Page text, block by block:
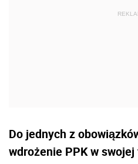
Do jednych z
wdrożenie PPK w